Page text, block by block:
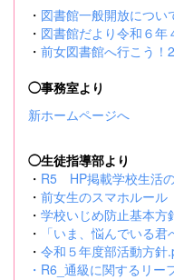
・ 図書館一般開放につい
・ 図書館だより令和６年
・ 前女図書館へ行こう！
◯事務室より
新ホームページへ
◯生徒指導部より
・ R5 HP掲載学校生活
・ 前女生のスマホルール
・ 学校いじめ防止基本方
・
「いま、悩んでいる
・ 令和５年度部活動方針
・ R6_通級に関するリー